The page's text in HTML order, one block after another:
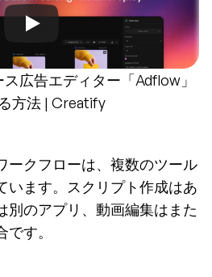
広告エディター「Adflow」
方法 | Creatify
ークフローは、複数のツール
います。スクリプト作成はあ
別のアプリ、動画編集はまた
す。